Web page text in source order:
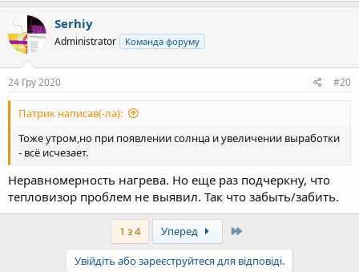
Serhiy
Administrator Команда форуму
24 Гру 2020 #20
Патрик написав(-ла):
Тоже утром,но при появлении солнца и увеличении выработки
- всё исчезает.
Неравномерность нагрева. Но еще раз подчеркну, что
тепловизор проблем не выявил. Так что забыть/забить.
1 з 4 Уперед
Увійдіть або зареєструйтеся для відповіді.